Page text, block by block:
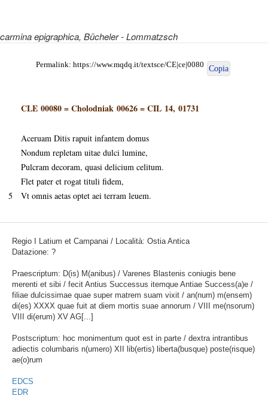
carmina epigraphica, Bücheler - Lommatzsch
Permalink: https://www.mqdq.it/textsce/CE|ce|0080 Copia
CLE 00080=Cholodniak 00626=CIL 14, 01731
Aceruam Ditis rapuit infantem domus
Nondum repletam uitae dulci lumine,
Pulcram decoram, quasi delicium celitum.
Flet pater et rogat tituli fidem,
5
Vt omnis aetas optet aei terram leuem.
Regio I Latium et Campanai / Località: Ostia Antica
Datazione: ?
Praescriptum: D(is) M(anibus) / Varenes Blastenis coniugis bene
merenti et sibi / fecit Antius Successus itemque Antiae Success(a)e /
filiae dulcissimae quae super matrem suam vixit / an(num) m(ensem)
di(es) XXXX quae fuit at diem mortis suae annorum / VIII me(nsorum)
VIII di(erum) XV AG[...]
Postscriptum: hoc monimentum quot est in parte / dextra intrantibus
adiectis columbaris n(umero) XII lib(ertis) liberta(busque) poste(risque)
ae(o)rum
EDCS
EDR